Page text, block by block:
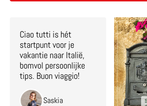
Ciao tutti is hét
startpunt voor je
vakantie naar Italië,
bomvol persoonlijke
tips. Buon viaggio!
Saskia